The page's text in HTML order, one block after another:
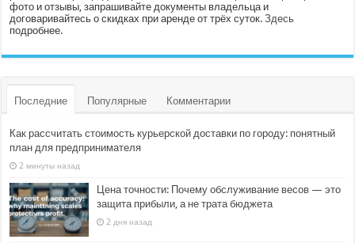
фото и отзывы, запрашивайте документы владельца и
договаривайтесь о скидках при аренде от трёх суток.Здесь
подробнее.
Последние Популярные Комментарии
Как рассчитать стоимость курьерской доставки по городу: понятный
план для предпринимателя
2 минуты назад
Цена точности: Почему обслуживание весов — это
защита прибыли, а не трата бюджета
2 дня назад